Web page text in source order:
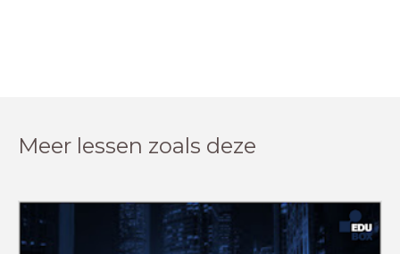
Meer lessen zoals deze